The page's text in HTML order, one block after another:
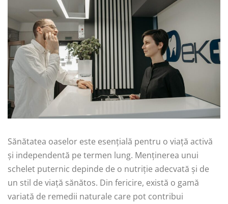
Sănătatea oaselor este esențială pentru o viață activă
și independentă pe termen lung. Menținerea unui
schelet puternic depinde de o nutriție adecvată și de
un stil de viață sănătos. Din fericire, există o gamă
variată de remedii naturale care pot contribui